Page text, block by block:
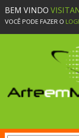
BEM VINDO
VOCÊ PODE FAZER O